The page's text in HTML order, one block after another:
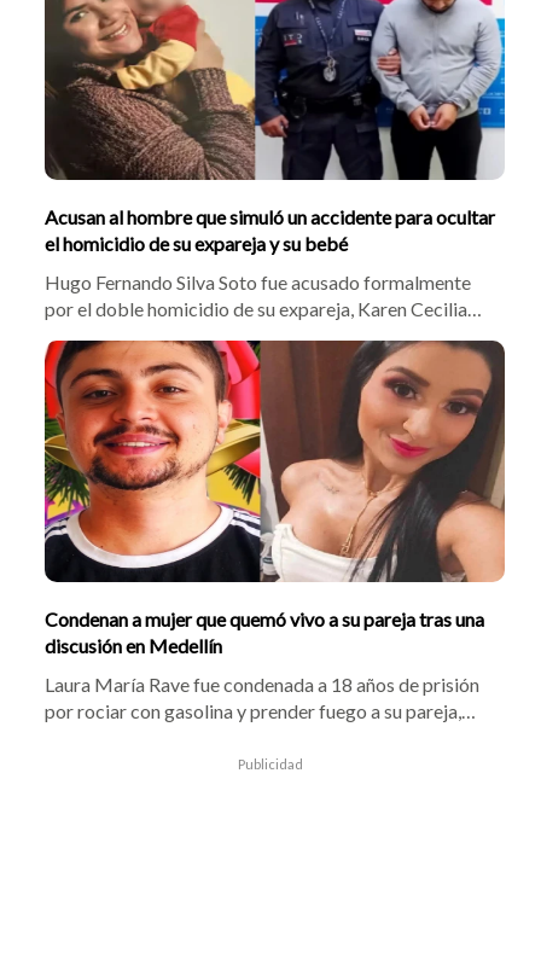
Samper, bajo un estricto dispositivo policial.
Acusan al hombre que simuló un accidente para ocultar
el homicidio de su expareja y su bebé
Hugo Fernando Silva Soto fue acusado formalmente
por el doble homicidio de su expareja, Karen Cecilia
López Avendaño, y su bebé de 10 meses. El acusado
simuló un accidente en Bogotá para encubrir los
crímenes. Karen Cecilia López Avendaño fue atacada
con arma blanca tras la muerte del menor.
Condenan a mujer que quemó vivo a su pareja tras una
discusión en Medellín
Laura María Rave fue condenada a 18 años de prisión
por rociar con gasolina y prender fuego a su pareja,
Medellín. La víctima falleció en el Hospital San Vicente
Publicidad